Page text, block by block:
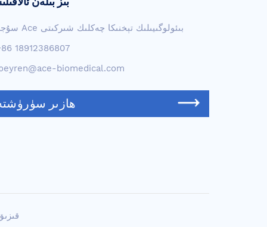
سۇجۇ Ace بىئولوگىيىلىك تېخنىكا چەكلىك شىركىتى
18912386807
biomedical.com
ھازىر